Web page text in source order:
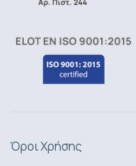
Όροι Χρήσης